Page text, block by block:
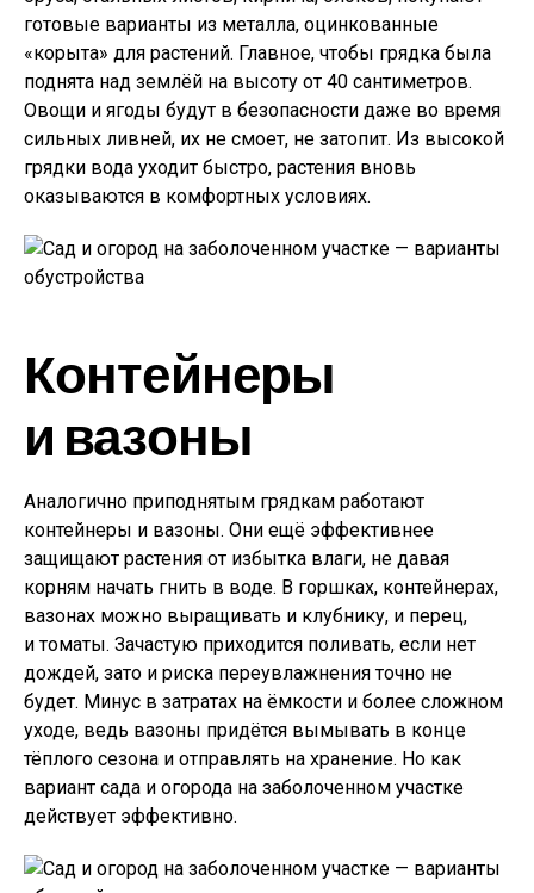
готовые варианты из металла, оцинкованные
«корыта» для растений. Главное, чтобы грядка была
поднята над землёй на высоту от 40 сантиметров.
Овощи и ягоды будут в безопасности даже во время
сильных ливней, их не смоет, не затопит. Из высокой
грядки вода уходит быстро, растения вновь
оказываются в комфортных условиях.
Контейнеры
и вазоны
Аналогично приподнятым грядкам работают
контейнеры и вазоны. Они ещё эффективнее
защищают растения от избытка влаги, не давая
корням начать гнить в воде. В горшках, контейнерах,
вазонах можно выращивать и клубнику, и перец,
и томаты. Зачастую приходится поливать, если нет
дождей, зато и риска переувлажнения точно не
будет. Минус в затратах на ёмкости и более сложном
уходе, ведь вазоны придётся вымывать в конце
тёплого сезона и отправлять на хранение. Но как
вариант сада и огорода на заболоченном участке
действует эффективно.